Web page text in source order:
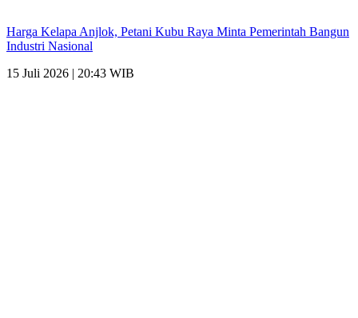
Harga Kelapa Anjlok, Petani Kubu Raya Minta Pemerintah Bangun
Industri Nasional
15 Juli 2026 | 20:43 WIB